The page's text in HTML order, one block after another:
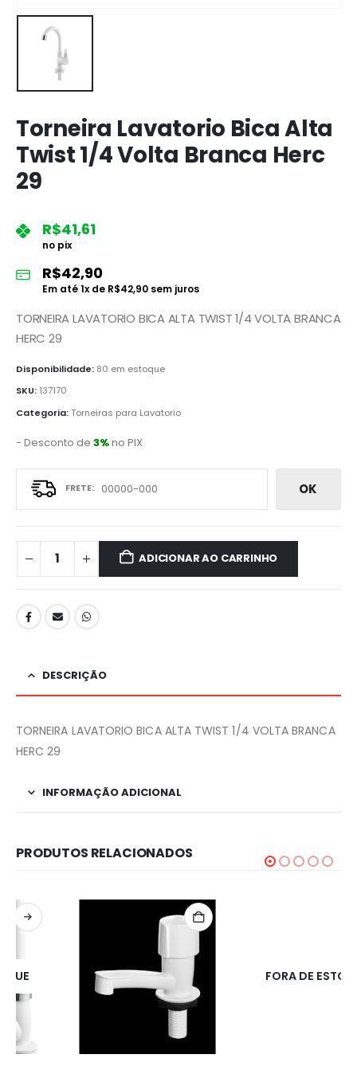
Torneira Lavatorio Bica Alta
Twist 1/4 Volta Branca Herc
29
R$41,61
no pix
R$42,90
Em até1x de R$42,90 sem juros
TORNEIRA LAVATORIO BICA ALTA TWIST 1/4 VOLTA BRANCA
HERC 29
Disponibilidade: 80 em estoque
SKU: 137170
Categoria:Torneiras para Lavatorio
- Desconto de 3%no PIX
OK
ADICIONAR AO CARRINHO
DESCRIÇÃO
TORNEIRA LAVATORIO BICA ALTA TWIST 1/4 VOLTA BRANCA
HERC 29
INFORMAÇÃO ADICIONAL
PRODUTOS RELACIONADOS
FORA DE ESTOQUE